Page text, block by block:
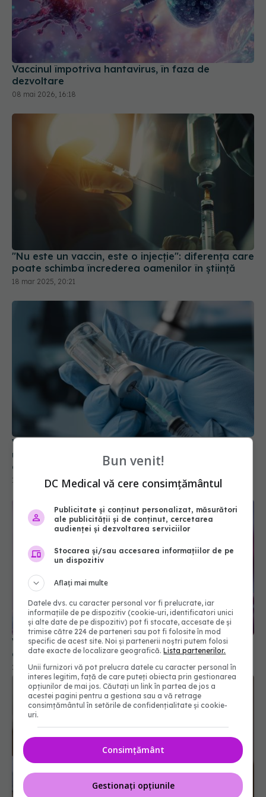
Vaccinul împotriva hantavirus, în faza de
dezvoltare
08 mai 2026, 16:18
"Nu este un vaccin, este o injecție": diferența care
poate schimba încrederea oamenilor în știință
18 mar 2025, 20:21
Vaccinul Epigraph, pas major spre imunizarea
universală împotriva gripei umane, porcine și
aviare
14 mai 2025, 11:52
Vaccinurile anti-HPV reduc cu 80% riscul de
cancer de col uterin
24 noi 2025, 20:23
Bun venit!
DC Medical vă cere consimțământul
Publicitate și conținut personalizat, măsurători
ale publicității și de conținut, cercetarea
audienței și dezvoltarea serviciilor
Stocarea și/sau accesarea informațiilor de pe
un dispozitiv
Aflați mai multe
Datele dvs. cu caracter personal vor fi prelucrate, iar
informațiile de pe dispozitiv (cookie-uri, identificatori unici
și alte date de pe dispozitiv) pot fi stocate, accesate de și
trimise către 224 de parteneri sau pot fi folosite în mod
specific de acest site. Noi și partenerii noștri putem folosi
date exacte de localizare geografică.Lista partenerilor.
Unii furnizori vă pot prelucra datele cu caracter personal în
interes legitim, față de care puteți obiecta prin gestionarea
opțiunilor de mai jos. Căutați un link în partea de jos a
acestei pagini pentru a gestiona sau a vă retrage
consimțământul în setările de confidențialitate și cookie-
uri.
Consimțământ
Gestionați opțiunile